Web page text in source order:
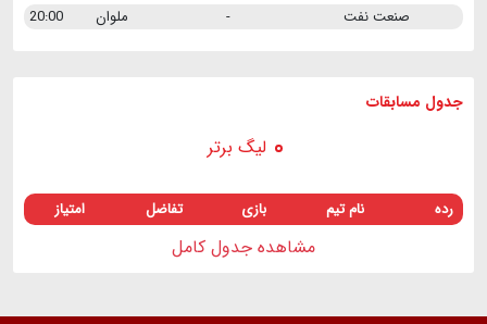
صنعت نفت
- ملوان 20:00
جدول مسابقات
لیگ برتر
رده نام تیم بازی تفاضل امتیاز
مشاهده جدول کامل